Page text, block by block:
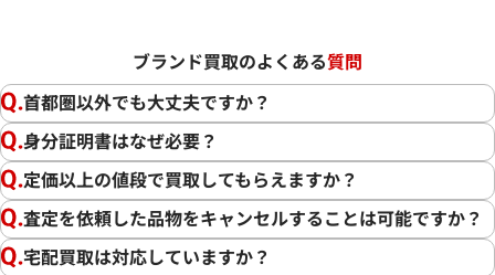
ブランド買取のよくある質問
首都圏以外でも大丈夫ですか？
身分証明書はなぜ必要？
定価以上の値段で買取してもらえますか？
査定を依頼した品物をキャンセルすることは可能ですか？
宅配買取は対応していますか？